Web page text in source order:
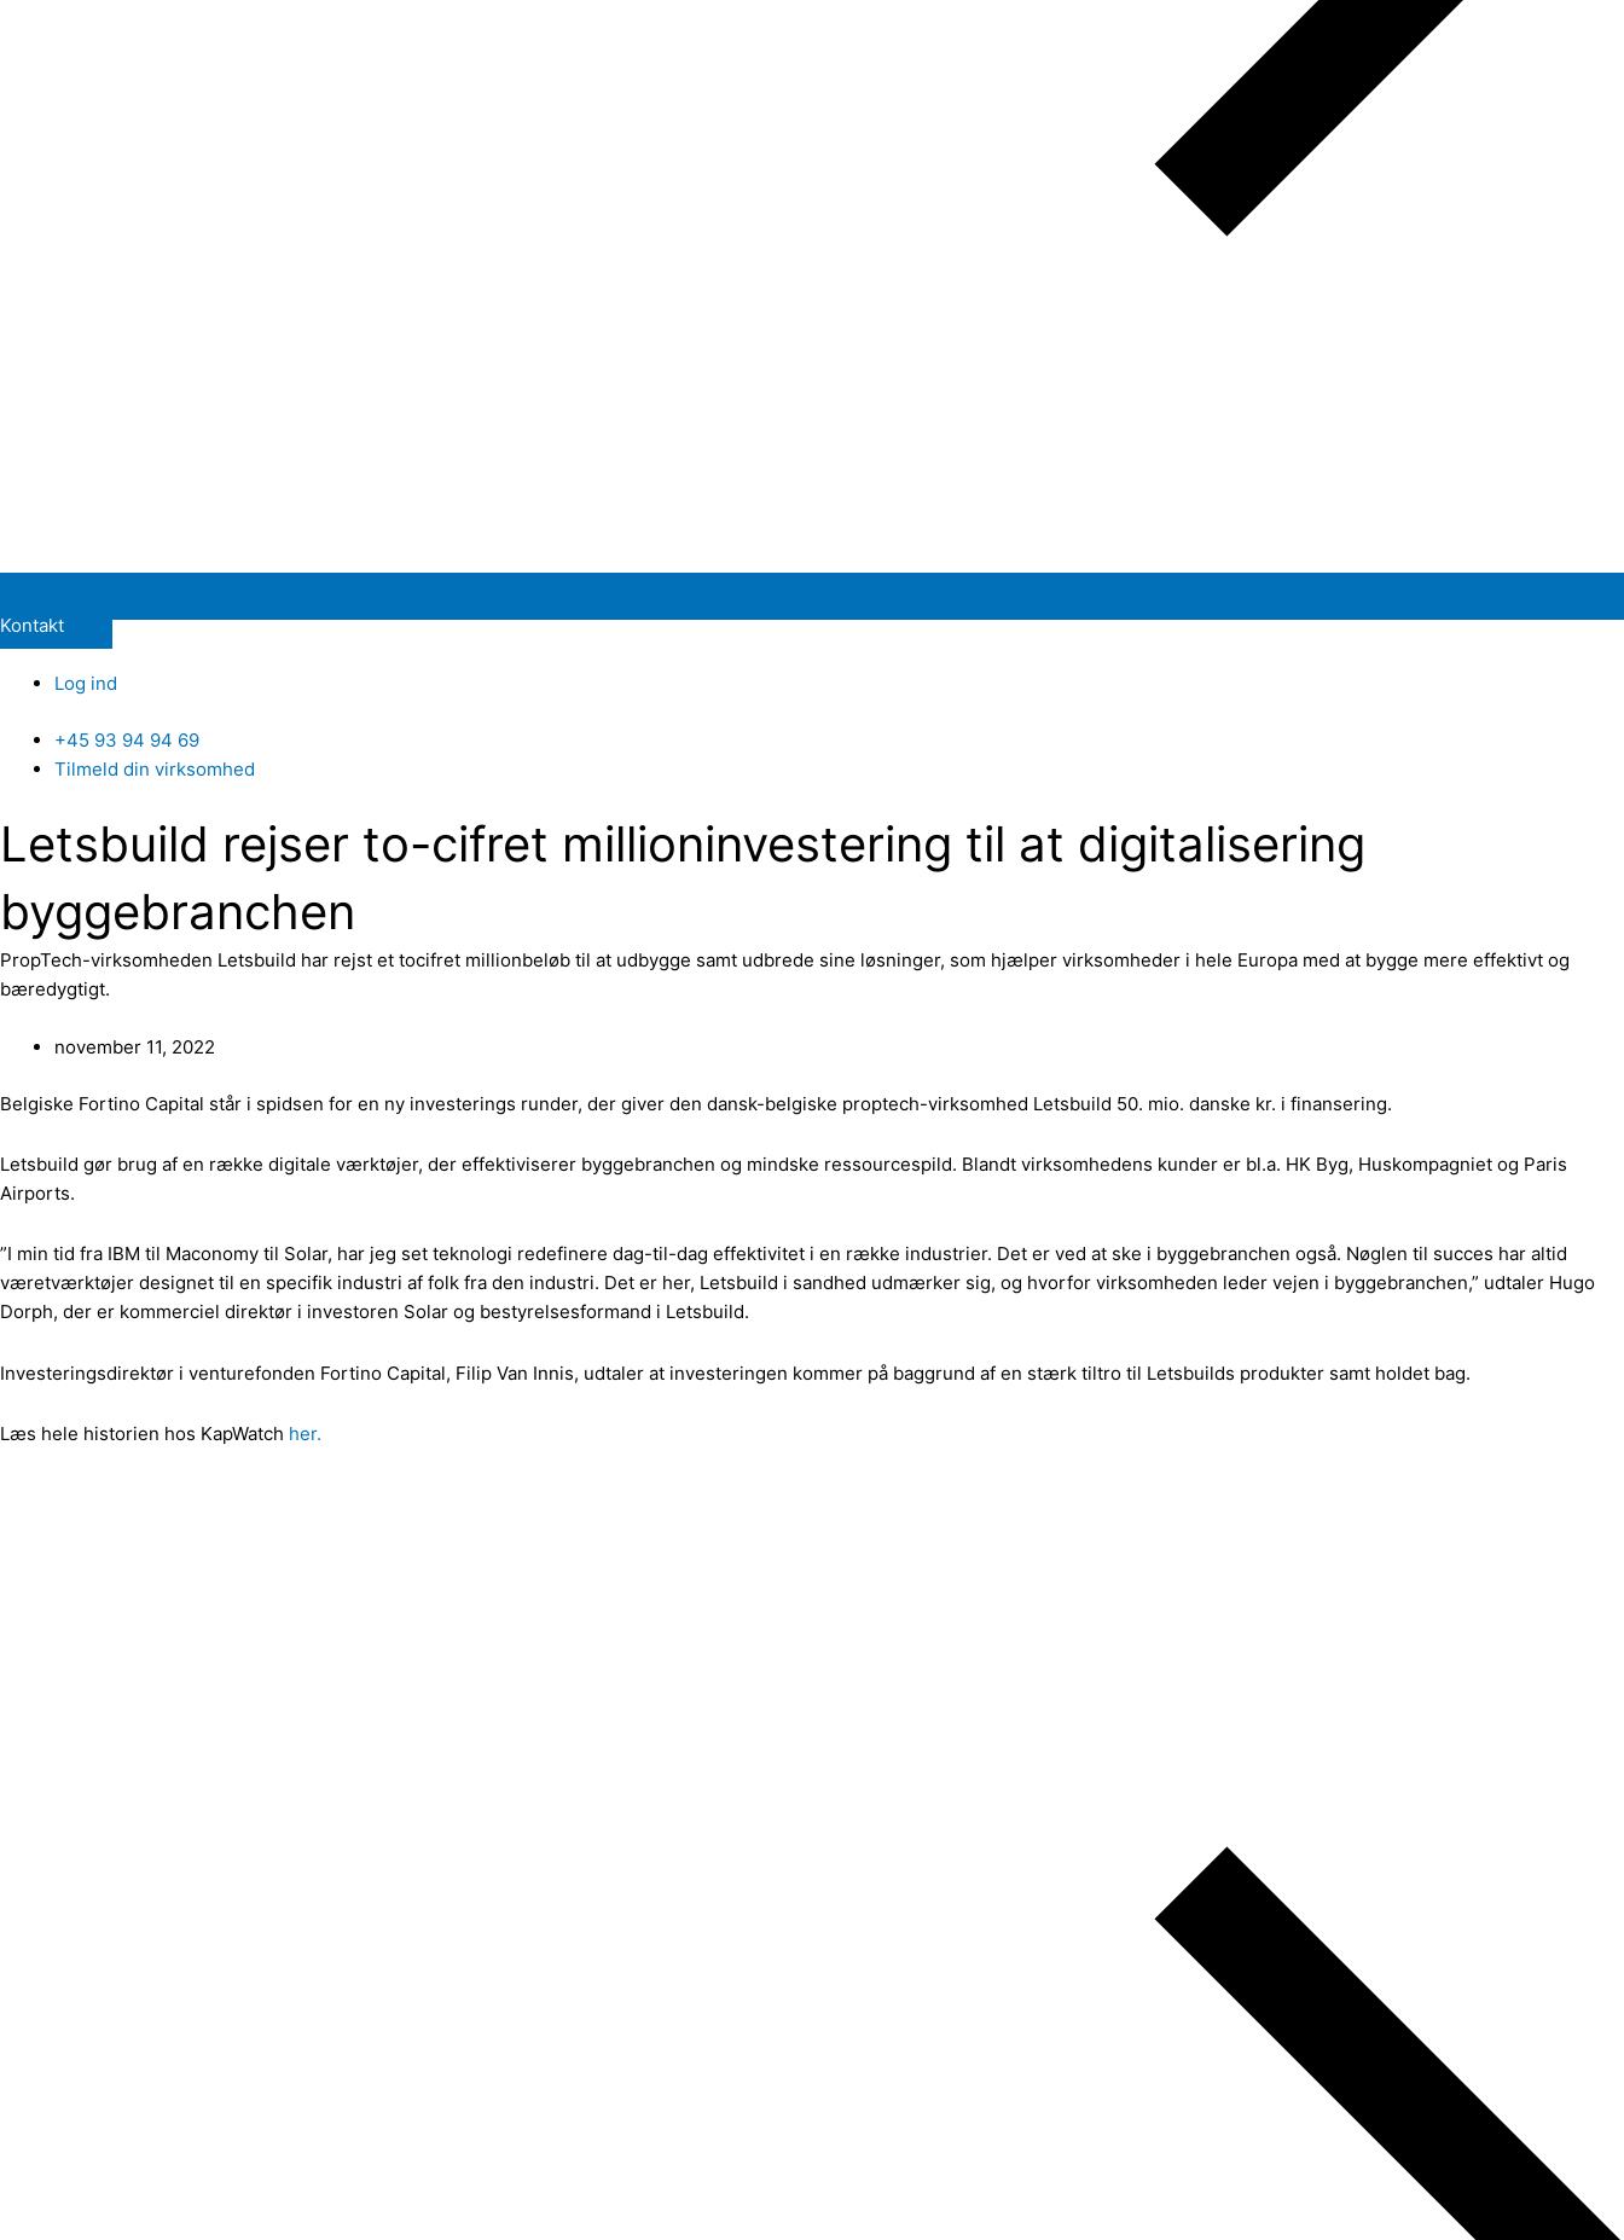
Kontakt
Log ind
+45 93 94 94 69
Tilmeld din virksomhed
Letsbuild rejser to-cifret millioninvestering til at digitalisering
byggebranchen
PropTech-virksomheden Letsbuild har rejst et tocifret millionbeløb til at udbygge samt udbrede sine løsninger, som hjælper virksomheder i hele Europa med at bygge mere effektivt og
bæredygtigt.
november 11, 2022
Belgiske Fortino Capital står i spidsen for en ny investerings runder, der giver den dansk-belgiske proptech-virksomhed Letsbuild 50. mio. danske kr. i finansering.
Letsbuild gør brug af en række digitale værktøjer, der effektiviserer byggebranchen og mindske ressourcespild. Blandt virksomhedens kunder er bl.a. HK Byg, Huskompagniet og Paris
Airports.
”I min tid fra IBM til Maconomy til Solar, har jeg set teknologi redefinere dag-til-dag effektivitet i en række industrier. Det er ved at ske i byggebranchen også. Nøglen til succes har altid
væretværktøjer designet til en specifik industri af folk fra den industri. Det er her, Letsbuild i sandhed udmærker sig, og hvorfor virksomheden leder vejen i byggebranchen,” udtaler Hugo
Dorph, der er kommerciel direktør i investoren Solar og bestyrelsesformand i Letsbuild.
Investeringsdirektør i venturefonden Fortino Capital, Filip Van Innis, udtaler at investeringen kommer på baggrund af en stærk tiltro til Letsbuilds produkter samt holdet bag.
Læs hele historien hos KapWatch her.